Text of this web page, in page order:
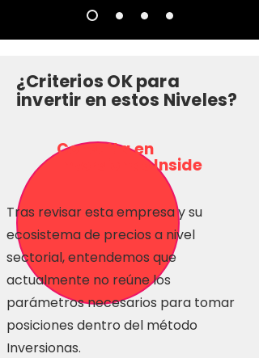
¿Criterios OK para
invertir en estos Niveles?
Consulta en
Inversionas Inside
Tras revisar esta empresa y su
ecosistema de precios a nivel
sectorial, entendemos que
actualmente no reúne los
parámetros necesarios para tomar
posiciones dentro del método
Inversionas.